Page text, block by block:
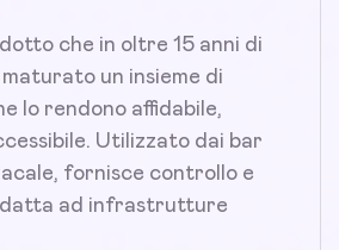
che in oltre 15 anni di
un insieme di
lo rendono affidabile,
Utilizzato dai bar
fornisce controllo e
ad infrastrutture